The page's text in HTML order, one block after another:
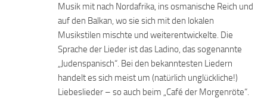
Musik mit nach Nordafrika, ins osmanische Reich und
auf den Balkan, wo sie sich mit den lokalen
Musikstilen mischte und weiterentwickelte. Die
Sprache der Lieder ist das Ladino, das sogenannte
„Judenspanisch“. Bei den bekanntesten Liedern
handelt es sich meist um (natürlich unglückliche!)
Liebeslieder – so auch beim „Café der Morgenröte“.